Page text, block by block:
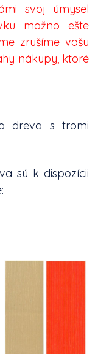
svoj úmysel
možno ešte
zrušíme vašu
nákupy, ktoré
dreva s tromi
sú k dispozícii